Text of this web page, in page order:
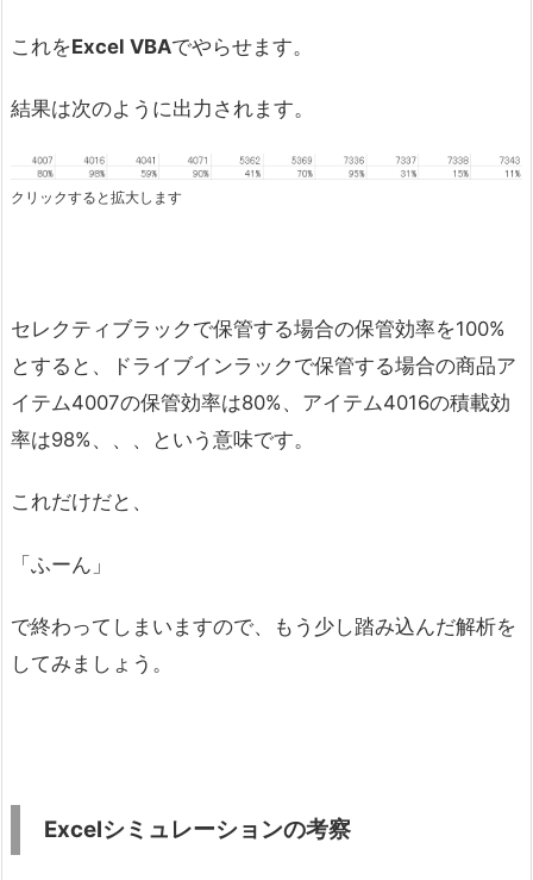
これをExcel VBAでやらせます。
結果は次のように出力されます。
クリックすると拡大します
セレクティブラックで保管する場合の保管効率を100%
とすると、ドライブインラックで保管する場合の商品ア
イテム4007の保管効率は80%、アイテム4016の積載効
率は98%、、、という意味です。
これだけだと、
「ふーん」
で終わってしまいますので、もう少し踏み込んだ解析を
してみましょう。
Excelシミュレーションの考察